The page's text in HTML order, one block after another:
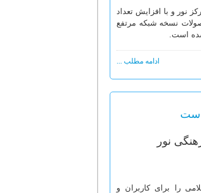
نور و با افزایش تعداد
نسخه شبکه مرتفع
شده است.
ادامه مطلب ...
است
نور
را برای کاربران و